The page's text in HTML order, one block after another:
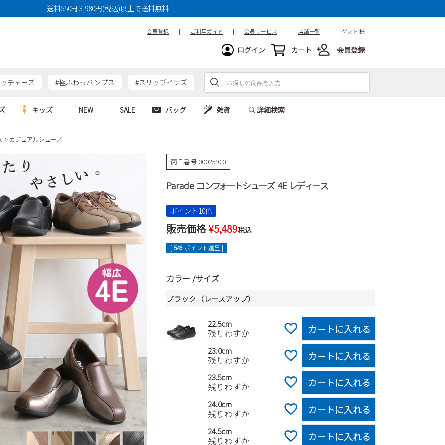
送料550円 3,980円(税込)以上で送料無料！
会員登録 | ご利用ガイド | 会員サービス | 店舗一覧 | ゲスト 様
ログイン カート 会員登録
チャーズ #極ふわっパンプス #スリップインズ
ューズ
moz
puma
ワークシューズ
ブーツ
ウェア
new balance
キッズ NEW SALE バッグ
ーバッグ
雑貨 詳細検索
カジュアルシューズ
商品番号 00025900
Parade コンフォートシューズ 4E レディース
ポイント10倍
販売価格¥5,489税込
[549ポイント進呈 ]
カラー サイズ
ブラック（レースアップ）
22.5cm
残りわずか カートに入れる
23.0cm
残りわずか カートに入れる
23.5cm
残りわずか カートに入れる
24.0cm
残りわずか カートに入れる
24.5cm
残りわずか カートに入れる